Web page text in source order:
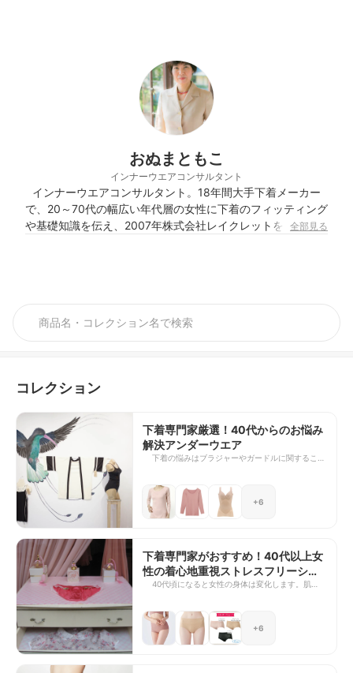
おぬまともこ
インナーウエアコンサルタント
インナーウエアコンサルタント。18年間大手下着メーカー
で、20～70代の幅広い年代層の女性に下着のフィッティング
や基礎知識を伝え、2007年株式会社レイクレットを設立。新
ートし、ラクに健康的におしゃれを楽しめるインナー活用術
を提案している。著書には「40代からの健康になれなれる下
着活用術」（旬報社）「10歳若返るインナーの魔法！」（さ
全部見る
コレクション
下着専門家厳選！40代からのお悩み
解決アンダーウエア
下着の悩みはブラジャーやガードルに関すること
すべてに悩むようになります。 そこで大人女子
が満足するブラジャー、ガードル、ショーツ以外
の様々なアンダーウエアを紹介します。柔らかく
やさしくサポートし、ある程度のスタイルアップ
もしてくれる。 大人のアンダーウエアはムリな
く、ラクに、キレイに着られるものを選びましょ
う。
+6
下着専門家がおすすめ！40代以上女
性の着心地重視ストレスフリーショ
ーツ
40代頃になると女性の身体は変化します。肌ざわ
るから。そんなお悩みがあるならぜひショーツを
見直しましょう。 お悩みを解決できる着心地重
視のストレスフリーなショーツを紹介します。今
+6